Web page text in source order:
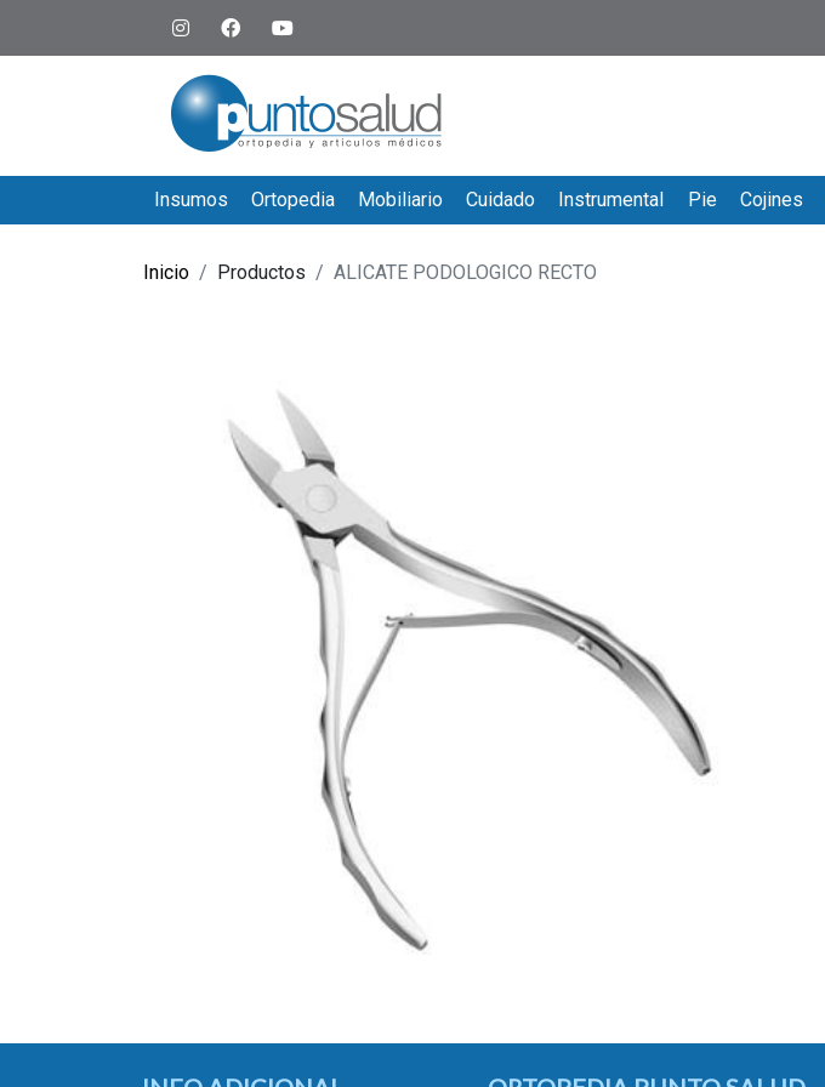
Insumos Ortopedia Mobiliario Cuidado Instrumental Pie Cojines
Inicio Productos ALICATE PODOLOGICO RECTO